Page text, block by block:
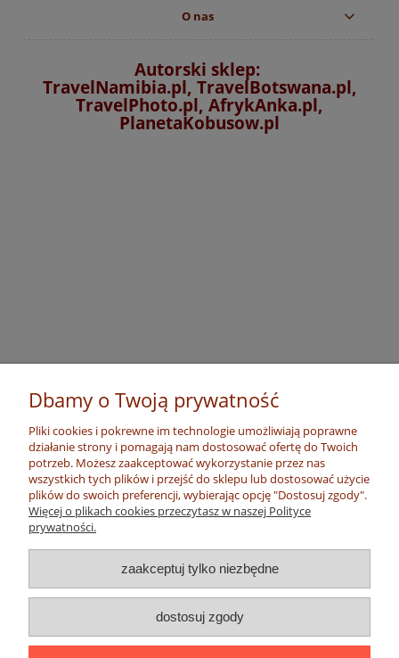
O nas
Autorski sklep:
TravelNamibia.pl, TravelBotswana.pl,
TravelPhoto.pl, AfrykAnka.pl,
PlanetaKobusow.pl
Dbamy o Twoją prywatność
Pliki cookies i pokrewne im technologie umożliwiają poprawne
działanie strony i pomagają nam dostosować ofertę do Twoich
potrzeb. Możesz zaakceptować wykorzystanie przez nas
wszystkich tych plików i przejść do sklepu lub dostosować użycie
plików do swoich preferencji, wybierając opcję "Dostosuj zgody".
Więcej o plikach cookies przeczytasz w naszej Polityce
prywatności.
zaakceptuj tylko niezbędne
dostosuj zgody